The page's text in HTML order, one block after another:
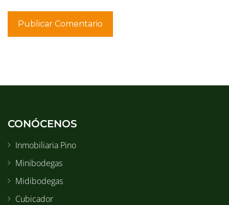
CONÓCENOS
Inmobiliaria Pino
Minibodegas
Midibodegas
Cubicador